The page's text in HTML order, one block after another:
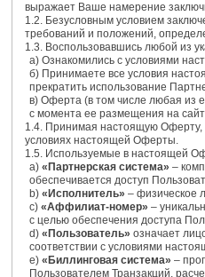
выражает Ваше намерение
1.2. Безусловным условием
требований и положений,
1.3. Воспользовавшись любой из
а) Ознакомились с условиями
б) Принимаете все условия
прекратить использование
в) Оферта (в том числе любая из
с момента ее размещения на
1.4. Принимая настоящую Оферту,
условиях настоящей Оферты.
1.5. Используемые в настоящей
а) «Партнерская система» –
обеспечивается доступ
b) «Исполнитель» – физическое
c) «Аффилиат-номер» –
с целью обеспечения доступа
d) «Пользователь» означает
соответствии с условиями
e) «Биллинговая система» –
Пользователем Транзакций,